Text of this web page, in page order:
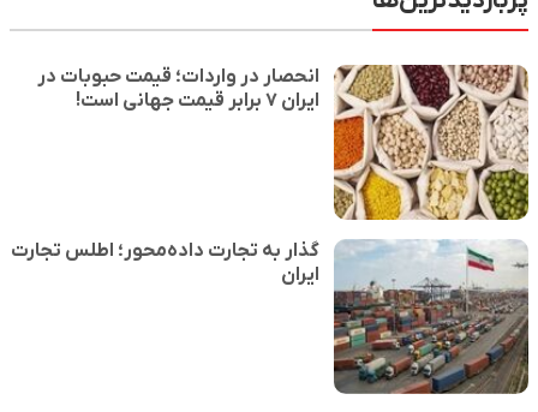
انحصار در واردات؛ قیمت حبوبات در
ایران ۷ برابر قیمت جهانی است!
گذار به تجارت داده‌محور؛ اطلس تجارت
ایران